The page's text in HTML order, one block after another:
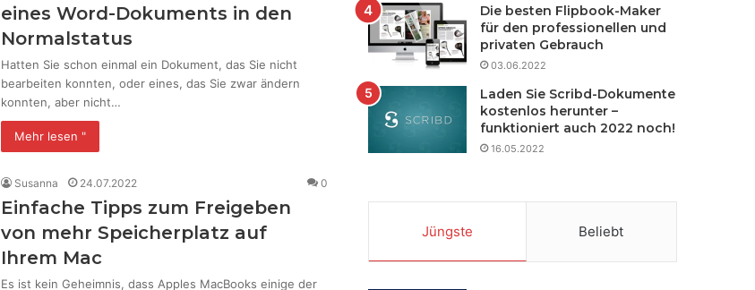
eines Word-Dokuments in den
Normalstatus
Hatten Sie schon einmal ein Dokument, das Sie nicht
bearbeiten konnten, oder eines, das Sie zwar ändern
konnten, aber nicht…
Mehr lesen "
Susanna 24.07.2022 0
Einfache Tipps zum Freigeben
von mehr Speicherplatz auf
Ihrem Mac
Es ist kein Geheimnis, dass Apples MacBooks einige der
Die besten Flipbook-Maker
für den professionellen und
privaten Gebrauch
03.06.2022
Laden Sie Scribd-Dokumente
kostenlos herunter –
funktioniert auch 2022 noch!
16.05.2022
Jüngste Beliebt